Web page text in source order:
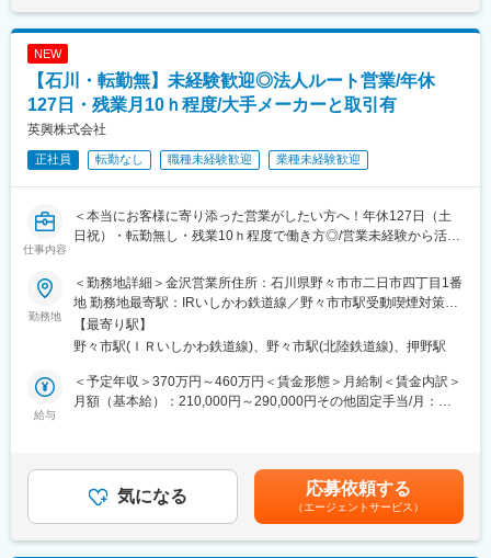
10:00 販売状況の確認、物流対応、資料作成
11:00 外出、代理店担当者との打ち合わせ
13:00 店舗視察
15:00 販売店バイヤーとの月次商談
17:00 帰社、翌日の準備
■担当製品：
の日用品になります。その他にも「Goo.N(グーン)」「elis(エリ
ス)」「アテント」等の紙おむつや生理用品などの製品もご担当い
ただきます。
■ホーム＆パーソナルケア事業について：
大王製紙のホーム＆パーソナルケア事業は、生活に密着した衛生
用品を提供する中核事業で、「エリエール」ブランドを軸にティ
した高品質な製品を提供することで、暮らしの衛生環境向上に貢
献。紙パルプから加工まで一貫生産できる強みを活かし、介護・
医療領域でも高い信頼を獲得している成長事業です。
NEW
【石川・転勤無】未経験歓迎◎法人ルート営業/年休
127日・残業月10ｈ程度/大手メーカーと取引有
英興株式会社
正社員 転勤なし 職種未経験歓迎 業種未経験歓迎
仕事内容
＜本当にお客様に寄り添った営業がしたい方へ！年休127日（土
日祝）・転勤無し・残業10ｈ程度で働き方◎/営業未経験から活躍
メイン商品の「石英ガラス」に始まり、各種セラミックス、樹
脂、金属、生産設備など、先端工場に必要な様々な製品、技術を
販売している当社。そんな当社の金沢営業所において営業担当と
してご活躍頂ける方を増員募集致します。
■業務内容：
信頼関係のある大手メーカーなどに対し、石英ガラスを中心にセ
どれぐらいの精度や耐久性のものが必要か、取引先の担当者様と
話し合いながらご要望に最適な提案をしていきます。
《主な提案製品は？》
勤務地
＜勤務地詳細＞金沢営業所住所：石川県野々市市二日市四丁目1番
地 勤務地最寄駅：IRいしかわ鉄道線／野々市市駅受動喫煙対策：
敷地内全面禁煙変更の範囲：会社の定める事業所
【最寄り駅】
野々市駅(ＩＲいしかわ鉄道線)、野々市駅(北陸鉄道線)、押野駅
給与
＜予定年収＞370万円～460万円＜賃金形態＞月給制＜賃金内訳＞
月額（基本給）：210,000円～290,000円その他固定手当/月：
例》480万円/入社5年目 30歳想定（月給28万円+賞与）600万円/
入社10年目 35歳想定（月給33万円+賞与）賃金はあくまでも目安
の金額であり、選考を通じて上下する可能性があります。月給(月
額)は固定手当を含めた表記です。
気になる 応募依頼する
（エージェントサービス）